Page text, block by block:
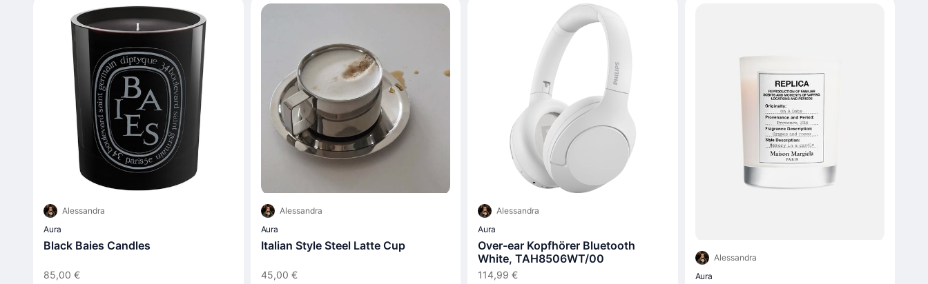
Alessandra
Aura
Black Baies Candles
85,00 €
Alessandra
Aura
Italian Style Steel Latte Cup
45,00 €
Alessandra
Aura
Over-ear Kopfhörer Bluetooth
White, TAH8506WT/00
114,99 €
Alessandra
Aura